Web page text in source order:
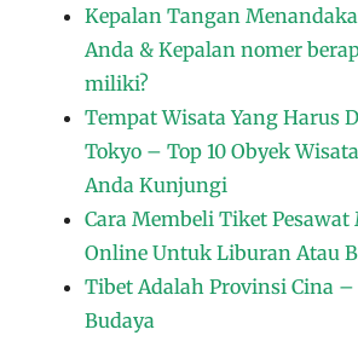
Kepalan Tangan
Anda & Kepalan nomer
miliki?
Tempat Wisata Yang Harus
Tokyo – Top 10 Obyek
Anda Kunjungi
Cara Membeli Tiket Pesawat
Online Untuk Liburan Atau
Tibet Adalah Provinsi Cina –
Budaya